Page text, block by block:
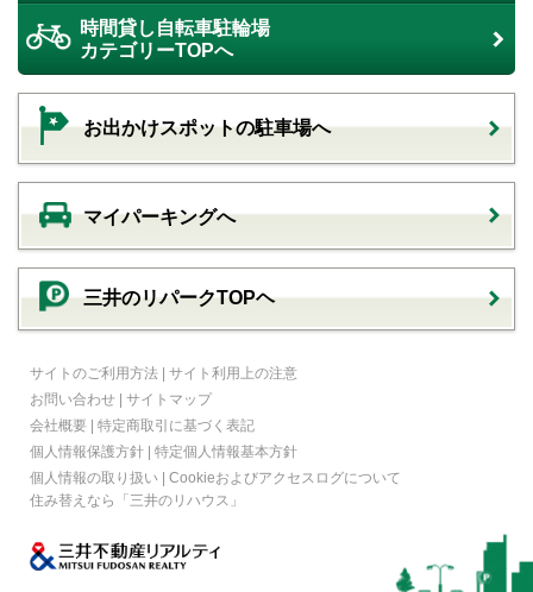
時間貸し自転車駐輪場
カテゴリーTOPへ
お出かけスポットの駐車場へ
マイパーキングへ
三井のリパークTOPヘ
サイトのご利用方法 | サイト利用上の注意
お問い合わせ | サイトマップ
会社概要 | 特定商取引に基づく表記
個人情報保護方針 | 特定個人情報基本方針
個人情報の取り扱い | Cookieおよびアクセスログについて
住み替えなら
「三井のリハウス」